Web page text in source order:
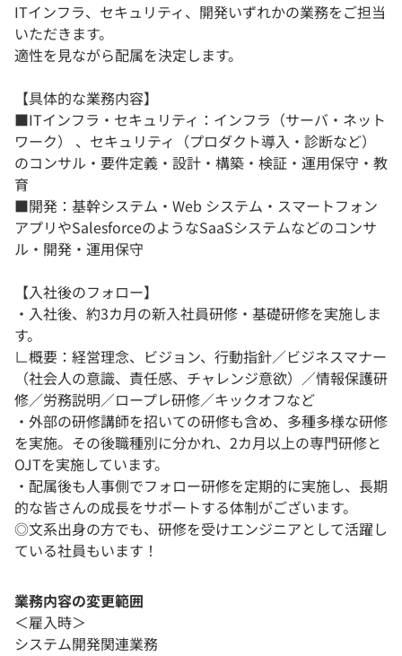
ITインフラ、セキュリティ、開発いずれかの業務をご担当
いただきます。
適性を見ながら配属を決定します。
【具体的な業務内容】
■ITインフラ・セキュリティ：インフラ（サーバ・ネット
ワーク） 、セキュリティ（プロダクト導入・診断など）
のコンサル・要件定義・設計・構築・検証・運用保守・教
育
■開発：基幹システム・Web システム・スマートフォン
アプリやSalesforceのようなSaaSシステムなどのコンサ
ル・開発・運用保守
【入社後のフォロー】
・入社後、約3カ月の新入社員研修・基礎研修を実施しま
す。
∟概要：経営理念、ビジョン、行動指針／ビジネスマナー
（社会人の意識、責任感、チャレンジ意欲）／情報保護研
修／労務説明／ロープレ研修／キックオフなど
・外部の研修講師を招いての研修も含め、多種多様な研修
を実施。その後職種別に分かれ、2カ月以上の専門研修と
OJTを実施しています。
・配属後も人事側でフォロー研修を定期的に実施し、長期
的な皆さんの成長をサポートする体制がございます。
◎文系出身の方でも、研修を受けエンジニアとして活躍し
ている社員もいます！
業務内容の変更範囲
＜雇入時＞
システム開発関連業務